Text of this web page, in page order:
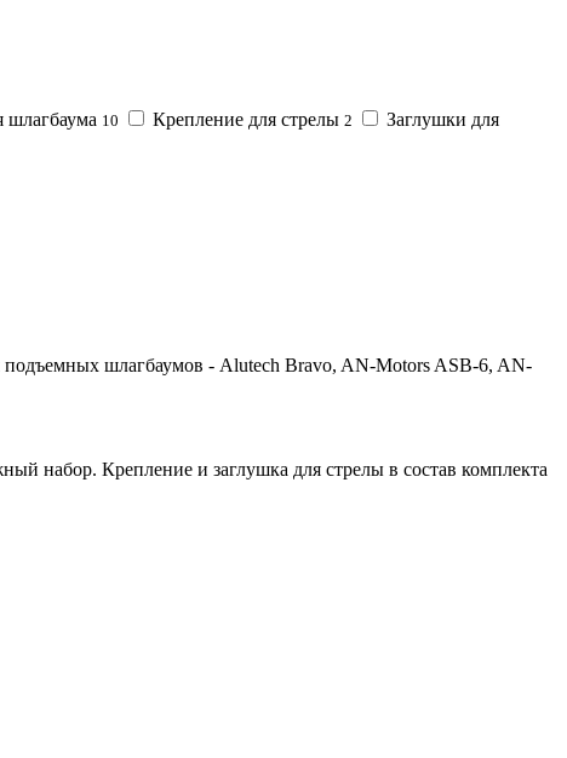
шлагбаума 10 Крепление для стрелы 2
Заглушки для
шлагбаумов - Alutech Bravo, AN-Motors ASB-6, AN-
набор. Крепление и заглушка для стрелы в состав комплекта